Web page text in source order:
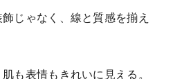
じゃなく、線と質感を揃え
も表情もきれいに見える。